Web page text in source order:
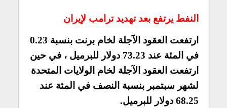
النفط يرتفع بعد تهديد ترامب لإيران
ارتفعت العقود الآجلة لخام برنت بنسبة 0.23
في المئة عند 73.23 دولار للبرميل ، في حين
ارتفعت العقود الآجلة لخام الولايات المتحدة
لشهر سبتمبر بنسبة النصف في المئة عند
68.25 دولار للبرميل.